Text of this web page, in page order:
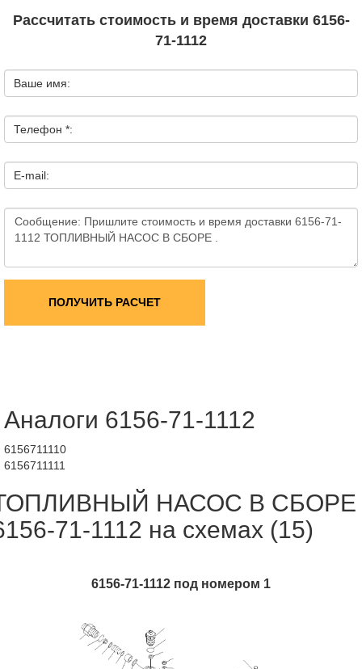
Рассчитать стоимость и время доставки 6156-
71-1112
Ваше имя:
Телефон *:
E-mail:
ПОЛУЧИТЬ РАСЧЕТ
Аналоги 6156-71-1112
6156711110
6156711111
НАСОС В СБОРЕ
71-1112 на схемах (15)
6156-71-1112 под номером 1